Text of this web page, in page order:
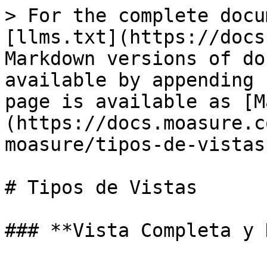
> For the complete
[llms.txt](https://
Markdown versions of
available by
page is available as
(https://
moasure/tipos-de-
# Tipos de Vistas
### **Vista Completa y